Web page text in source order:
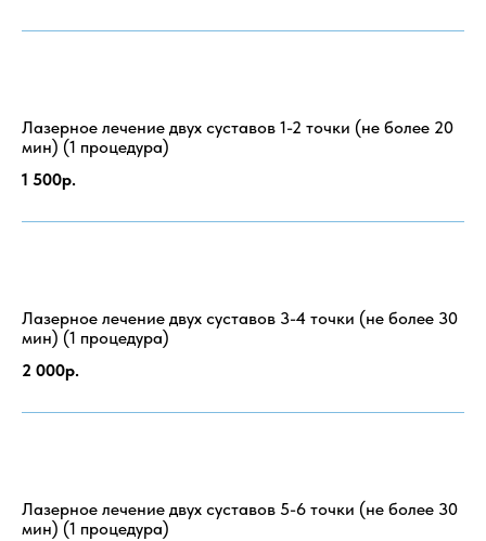
Лазерное лечение двух суставов 1-2 точки (не более 20
мин) (1 процедура)
1 500р.
Лазерное лечение двух суставов 3-4 точки (не более 30
мин) (1 процедура)
2 000р.
Лазерное лечение двух суставов 5-6 точки (не более 30
мин) (1 процедура)